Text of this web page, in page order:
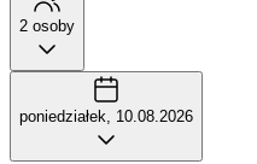
2 osoby
poniedziałek, 10.08.2026